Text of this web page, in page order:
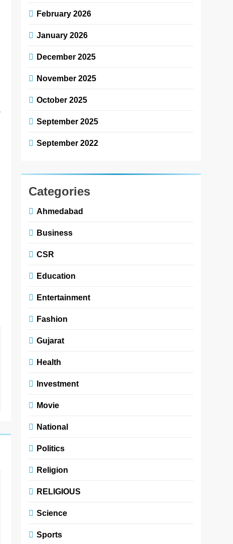
February 2026
January 2026
December 2025
November 2025
October 2025
September 2025
September 2022
Categories
Ahmedabad
Business
CSR
Education
Entertainment
Fashion
Gujarat
Health
Investment
Movie
National
Politics
Religion
RELIGIOUS
Science
Sports